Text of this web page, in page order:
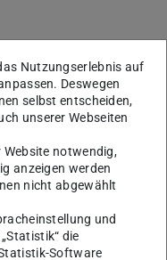
Informationstechnik
&
Nutzungserlebnis auf
Deswegen
selbst entscheiden,
unserer Webseiten
Website notwendig,
anzeigen werden
nicht abgewählt
und
die
Software